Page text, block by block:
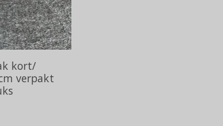
kort/
verpakt